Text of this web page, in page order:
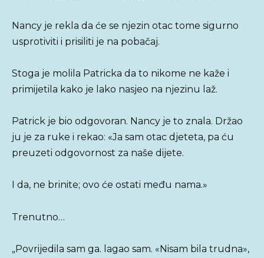
Nancy je rekla da će se njezin otac tome sigurno
usprotiviti i prisiliti je na pobačaj.
Stoga je molila Patricka da to nikome ne kaže i
primijetila kako je lako nasjeo na njezinu laž.
Patrick je bio odgovoran. Nancy je to znala. Držao
ju je za ruke i rekao: «Ja sam otac djeteta, pa ću
preuzeti odgovornost za naše dijete.
I da, ne brinite; ovo će ostati među nama.»
Trenutno…
„Povrijedila sam ga. lagao sam. «Nisam bila trudna»,